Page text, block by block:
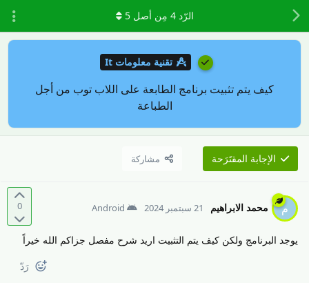
تقنية معلومات It
كيف يتم تثبيت برنامج الطابعة على اللاب توب من أجل
الطباعة
الإجابة المقتَرَحة مشاركة
الرّد4 مِن أصل5
0 م محمد الابراهيم 21 سبتمبر 2024 Android
يوجد البرنامج ولكن كيف يتم التثبيت اريد شرح مفصل جزاكم الله خيراً
رَدّ